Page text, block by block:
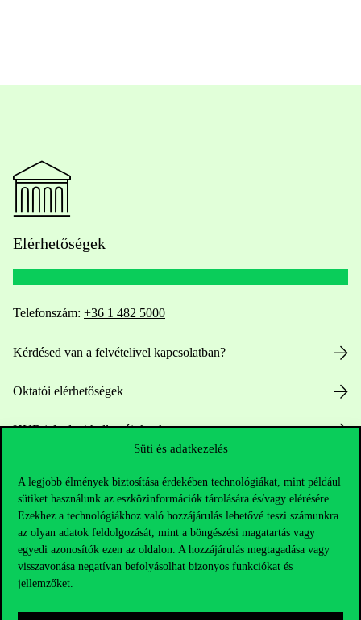
Süti és adatkezelés
A legjobb élmények biztosítása érdekében technológiákat, mint például
sütiket használunk az eszközinformációk tárolására és/vagy elérésére.
Ezekhez a technológiákhoz való hozzájárulás lehetővé teszi számunkra
az olyan adatok feldolgozását, mint a böngészési magatartás vagy
egyedi azonosítók ezen az oldalon. A hozzájárulás megtagadása vagy
visszavonása negatívan befolyásolhat bizonyos funkciókat és
jellemzőket.
Elérhetőségek
Telefonszám: +36 1 482 5000
Kérdésed van a felvételivel kapcsolatban?
Oktatói elérhetőségek
HUB jelenlegi hallgatóinknak